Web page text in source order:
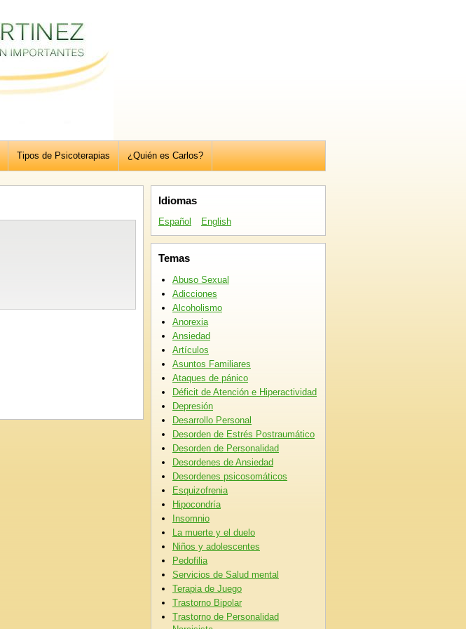
Tipos de Psicoterapias ¿Quién es Carlos?
Idiomas
Español English
Temas
Abuso Sexual
Adicciones
Alcoholismo
Anorexia
Ansiedad
Artículos
Asuntos Familiares
Ataques de pánico
Déficit de Atención e Hiperactividad
Depresión
Desarrollo Personal
Desorden de Estrés Postraumático
Desorden de Personalidad
Desordenes de Ansiedad
Desordenes psicosomáticos
Esquizofrenia
Hipocondría
Insomnio
La muerte y el duelo
Niños y adolescentes
Pedofilia
Servicios de Salud mental
Terapia de Juego
Trastorno Bipolar
Trastorno de Personalidad